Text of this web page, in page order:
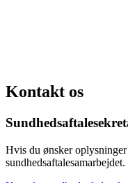
Kontakt os
Hvis du ønsker
sundhedsaftalesamarbejdet.